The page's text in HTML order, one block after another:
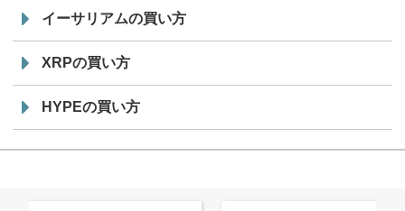
イーサリアムの買い方
XRPの買い方
HYPEの買い方